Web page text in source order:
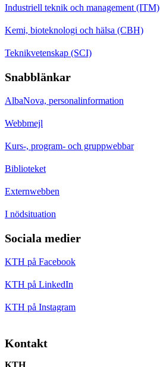
Industriell teknik och management (ITM)
Kemi, bioteknologi och hälsa (CBH)
Teknikvetenskap (SCI)
Snabblänkar
AlbaNova, personalinformation
Webbmejl
Kurs-, program- och gruppwebbar
Biblioteket
Externwebben
I nödsituation
Sociala medier
KTH på Facebook
KTH på LinkedIn
KTH på Instagram
Kontakt
KTH